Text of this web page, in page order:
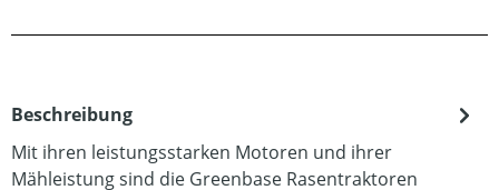
Beschreibung
Mit ihren leistungsstarken Motoren und ihrer
Mähleistung sind die Greenbase Rasentraktoren